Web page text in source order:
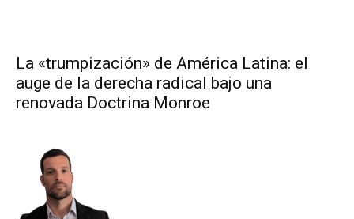
La «trumpización» de América Latina: el
auge de la derecha radical bajo una
renovada Doctrina Monroe